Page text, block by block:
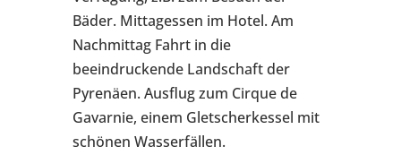
Bäder. Mittagessen im Hotel. Am
Nachmittag Fahrt in die
beeindruckende Landschaft der
Pyrenäen. Ausflug zum Cirque de
Gavarnie, einem Gletscherkessel mit
schönen Wasserfällen.